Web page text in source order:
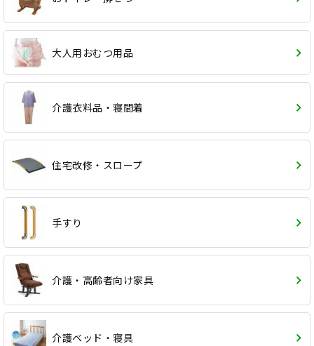
大人用おむつ用品
介護衣料品・寝間着
住宅改修・スロープ
手すり
介護・高齢者向け家具
介護ベッド・寝具